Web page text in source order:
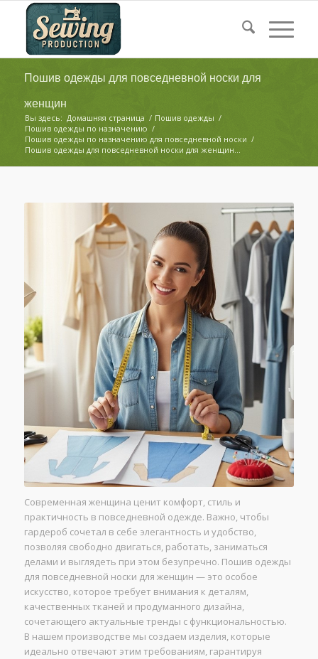
Пошив одежды для повседневной носки для
женщин
Вы здесь: Домашняя страница / Пошив одежды /
Пошив одежды по назначению /
Пошив одежды по назначению для повседневной носки /
Пошив одежды для повседневной носки для женщин...
Современная женщина ценит комфорт, стиль и
практичность в повседневной одежде. Важно, чтобы
гардероб сочетал в себе элегантность и удобство,
позволяя свободно двигаться, работать, заниматься
делами и выглядеть при этом безупречно. Пошив одежды
для повседневной носки для женщин — это особое
искусство, которое требует внимания к деталям,
качественных тканей и продуманного дизайна,
сочетающего актуальные тренды с функциональностью.
В нашем производстве мы создаем изделия, которые
идеально отвечают этим требованиям, гарантируя